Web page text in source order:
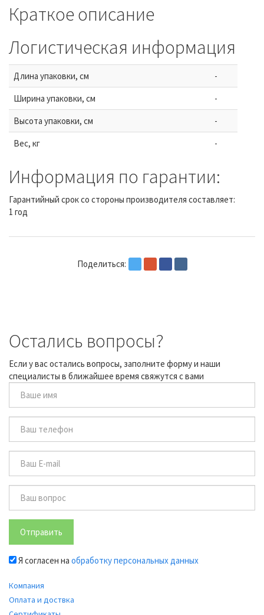
Краткое описание
Логистическая информация
Длина упаковки, см
-
Ширина упаковки, см
-
Высота упаковки, см
-
Вес, кг
-
Информация по гарантии:
Гарантийный срок со стороны производителя составляет:
1 год
Поделиться:
Остались вопросы?
Если у вас остались вопросы, заполните форму и наши
специалисты в ближайшее время свяжутся с вами
Отправить
Я согласен на обработку персональных данных
Компания
Оплата и доствка